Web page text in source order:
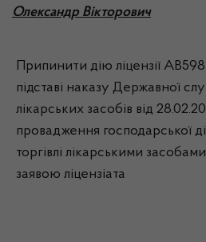
Олександр Вікторович
Припинити дію ліцензії
підставі наказу Державної
лікарських засобів від
провадження господарської
торгівлі лікарськими
заявою ліцензіата